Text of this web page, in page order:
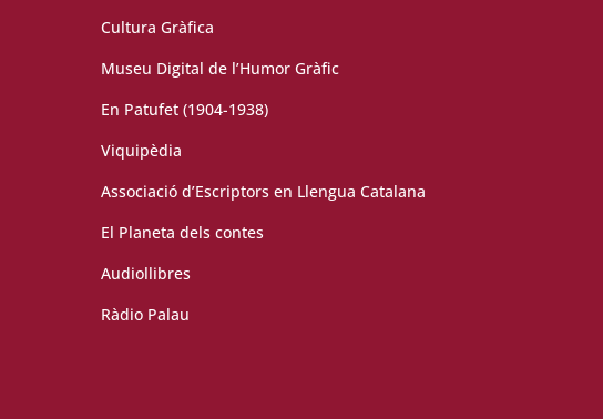
Cultura Gràfica
Museu Digital de l’Humor Gràfic
En Patufet (1904-1938)
Viquipèdia
Associació d’Escriptors en Llengua Catalana
El Planeta dels contes
Audiollibres
Ràdio Palau